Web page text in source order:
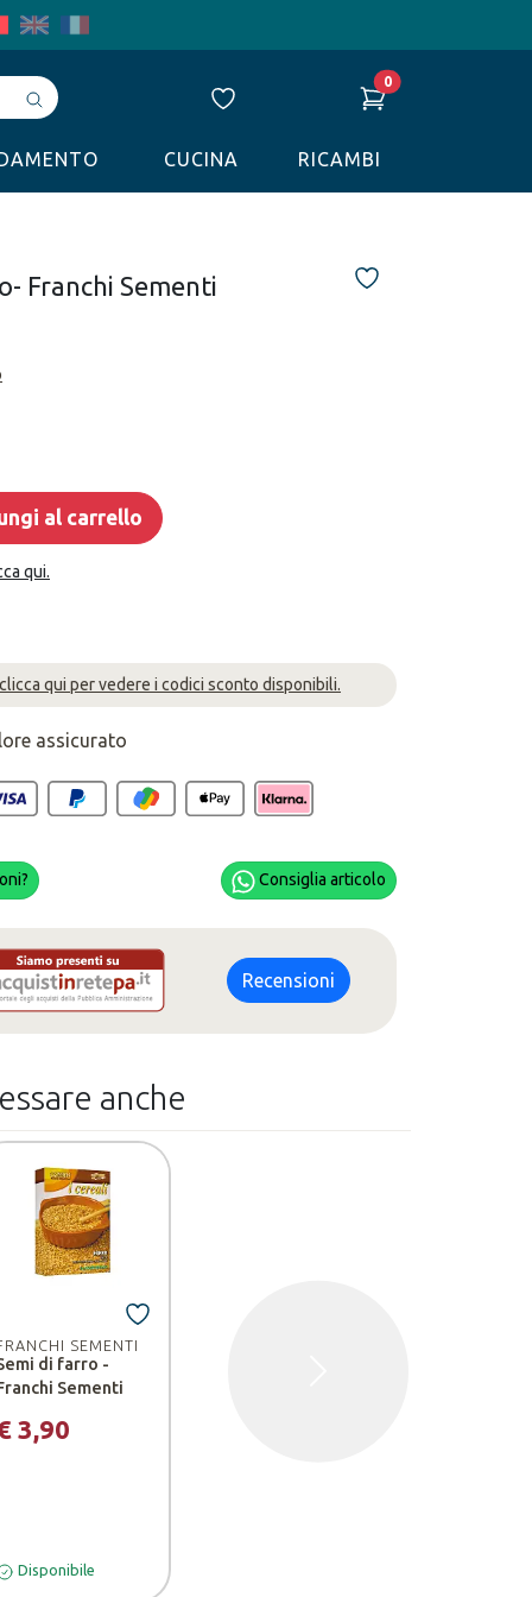
Avvia
ricerca
0
CUCINA RICAMBI
Franchi Sementi
al carrello
qui.
qui per vedere i codici sconto disponibili.
assicurato
Consiglia articolo
Recensioni
anche
SEMENTI
di farro -
Sementi
3,90
Disponibile